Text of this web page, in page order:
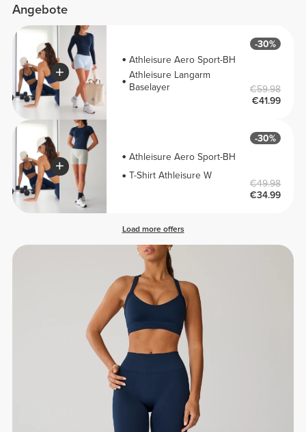
Angebote
Athleisure Aero Sport-BH
Athleisure Langarm
Baselayer
-30%
€59.98
€41.99
Athleisure Aero Sport-BH
T-Shirt Athleisure W
-30%
€49.98
€34.99
Load more offers